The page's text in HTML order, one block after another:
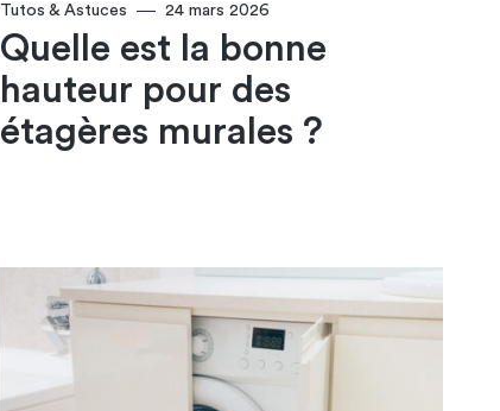
Tutos & Astuces 24 mars 2026
Quelle est la bonne
hauteur pour des
étagères murales ?